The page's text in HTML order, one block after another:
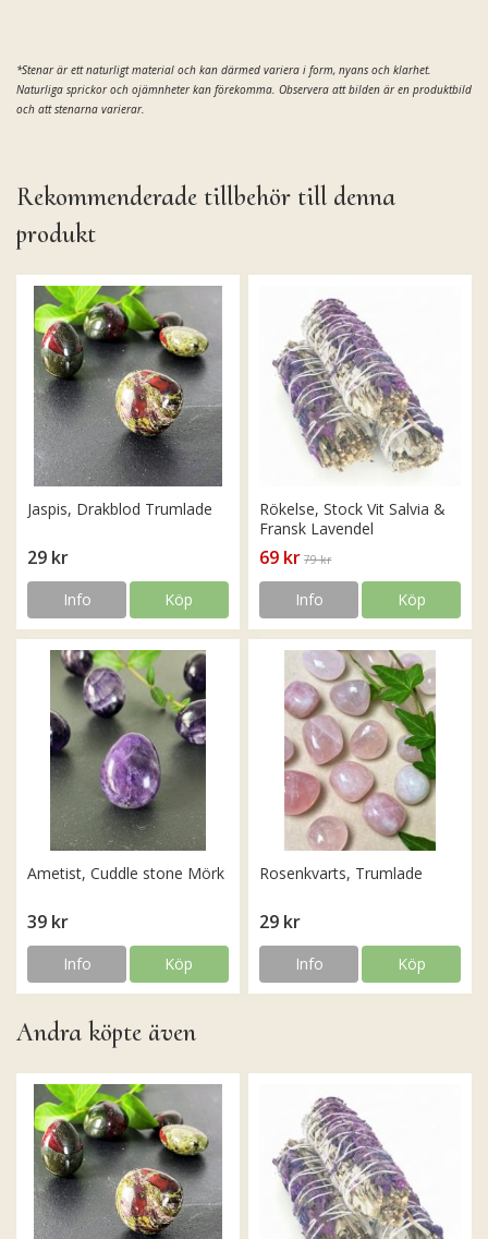
*Stenar är ett naturligt material och kan därmed variera i form, nyans och klarhet.
Naturliga sprickor och ojämnheter kan förekomma. Observera att bilden är en produktbild
och att stenarna varierar.
Rekommenderade tillbehör till denna
produkt
Jaspis, Drakblod Trumlade
29 kr
Info Köp
Rökelse, Stock Vit Salvia &
Fransk Lavendel
69 kr 79 kr
Info Köp
Ametist, Cuddle stone Mörk
39 kr
Info Köp
Rosenkvarts, Trumlade
29 kr
Info Köp
Andra köpte även